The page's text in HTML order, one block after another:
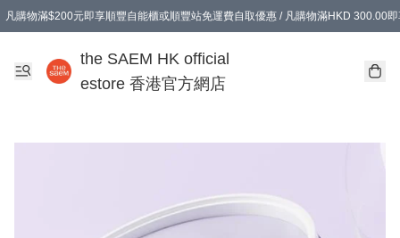
凡購物滿$200元即享順豐自能櫃或順豐站免運費自取優惠 / 凡購物滿HKD 300.00
the SAEM HK official
estore 香港官方網店